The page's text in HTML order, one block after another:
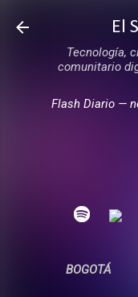
Ir
El
Tecnología,
comunitario
Flash Diario —
BOGOTÁ